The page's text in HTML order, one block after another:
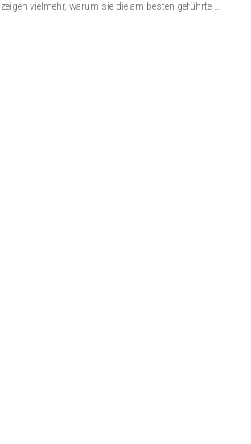
vielmehr, warum sie die am besten geführte …